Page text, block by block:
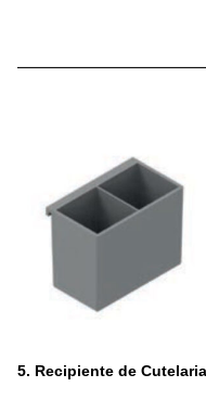
5. Recipiente de